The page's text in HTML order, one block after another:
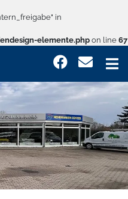
in
elemente.php on line 67